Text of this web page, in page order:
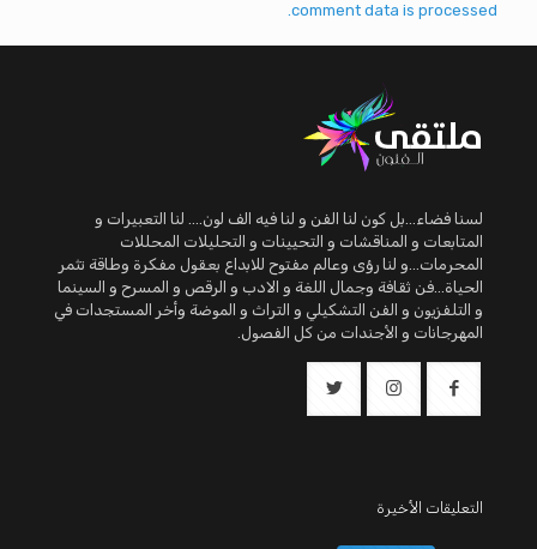
comment data is processed.
لسنا فضاء...بل كون لنا الفن و لنا فيه الف لون.... لنا التعبيرات و
المتابعات و المناقشات و التحيينات و التحليلات المحللات
المحرمات...و لنا رؤى وعالم مفتوح للابداع بعقول مفكرة وطاقة تثمر
الحياة...فن ثقافة وجمال اللغة و الادب و الرقص و المسرح و السينما
و التلفزيون و الفن التشكيلي و التراث و الموضة وأخر المستجدات في
المهرجانات و الأجندات من كل الفصول.
التعليقات الأخيرة